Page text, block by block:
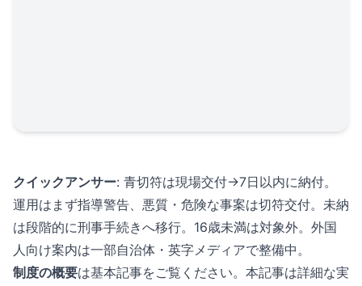
クイックアンサー: 青切符は現場交付→7日以内に納付。
運用はまず指導警告、悪質・危険な事案は切符交付。未納
は段階的に刑事手続きへ移行。16歳未満は対象外。外国
人向け案内は一部自治体・英字メディアで整備中。
制度の概要は基本記事をご覧ください。本記事は詳細な実